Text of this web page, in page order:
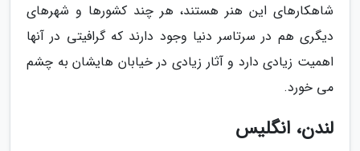
شاهکارهای این هنر هستند، هر چند کشورها و شهرهای
دیگری هم در سرتاسر دنیا وجود دارند که گرافیتی در آنها
اهمیت زیادی دارد و آثار زیادی در خیابان هایشان به چشم
می خورد.
لندن، انگلیس